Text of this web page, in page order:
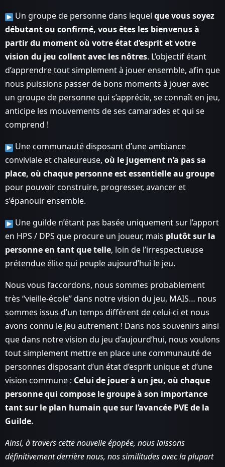
Un groupe de personne dans lequel que vous soyez
débutant ou confirmé, vous êtes les bienvenus à
partir du moment où votre état d’esprit et votre
vision du jeu collent avec les nôtres. L’objectif étant
d’apprendre tout simplement à jouer ensemble, afin que
nous puissions passer de bons moments à jouer avec
un groupe de personne qui s’apprécie, se connaît en jeu,
anticipe les mouvements de ses camarades et qui se
comprend !
Une communauté disposant d’une ambiance
conviviale et chaleureuse, où le jugement n’a pas sa
place, où chaque personne est essentielle au groupe
pour pouvoir construire, progresser, avancer et
s’épanouir ensemble.
Une guilde n’étant pas basée uniquement sur l’apport
en HPS / DPS que procure un joueur, mais plutôt sur la
personne en tant que telle, loin de l’irrespectueuse
prétendue élite qui peuple aujourd’hui le jeu.
Nous vous l’accordons, nous sommes probablement
très “vieille-école” dans notre vision du jeu, MAIS… nous
sommes issus d’un temps différent de celui-ci et nous
avons connu le jeu autrement ! Dans nos souvenirs ainsi
que dans notre vision du jeu d’aujourd’hui, nous voulons
tout simplement mettre en place une communauté de
personnes disposant d’un état d’esprit unique et d’une
vision commune : Celui de jouer à un jeu, où chaque
personne qui compose le groupe à son importance
tant sur le plan humain que sur l’avancée PVE de la
Guilde.
Ainsi, à travers cette nouvelle épopée, nous laissons
définitivement derrière nous, nos similitudes avec la plupart